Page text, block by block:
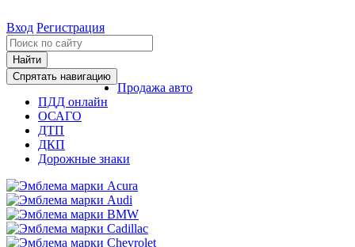
Вход Регистрация
Найти
Спрятать навигацию
Продажа авто
ПДД онлайн
ОСАГО
ДТП
ДКП
Дорожные знаки